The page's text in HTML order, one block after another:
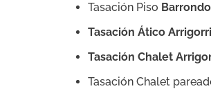
Tasación Piso Barrondo
Tasación Ático
Tasación Chalet
Tasación Chalet